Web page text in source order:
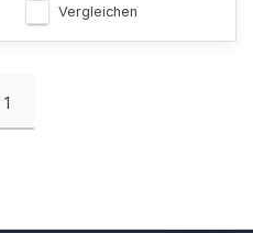
Vergleichen
1